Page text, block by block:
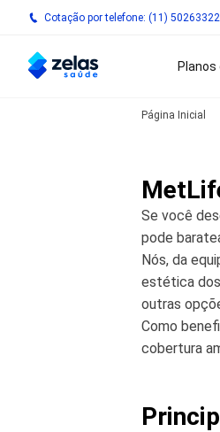
Cotação por telefone: (11) 50263322
Planos
Página Inicial
Se você
pode
Nós, da
estética
outras
Como
cobertura